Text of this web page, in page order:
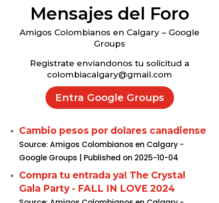
Mensajes del Foro
Amigos Colombianos en Calgary – Google
Groups
Registrate enviandonos tu solicitud a
colombiacalgary@gmail.com
Entra Google Groups
Cambio pesos por dolares canadiense
Source: Amigos Colombianos en Calgary -
Google Groups
Published on 2025-10-04
Compra tu entrada ya! The Crystal
Gala Party - FALL IN LOVE 2024